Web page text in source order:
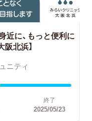
近に、もっと便利に
阪北浜】
ニティ
終了
2025/05/23